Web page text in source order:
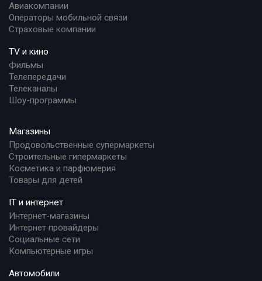
Авиакомпании
Операторы мобильной связи
Страховые компании
TV и кино
Фильмы
Телепередачи
Телеканалы
Шоу-программы
Магазины
Продовольственные супермаркеты
Строительные гипермаркеты
Косметика и парфюмерия
Товары для детей
IT и интернет
Интернет-магазины
Интернет провайдеры
Социальные сети
Компьютерные игры
Автомобили